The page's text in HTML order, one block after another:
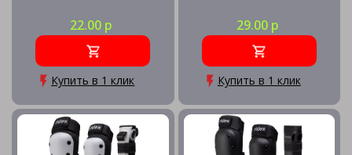
22.00 р
Купить в 1 клик
29.00 р
Купить в 1 клик